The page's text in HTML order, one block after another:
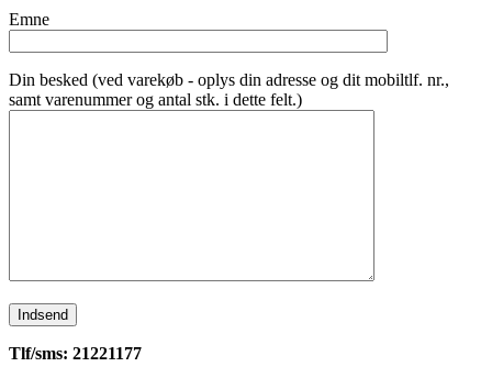
Emne
Din besked (ved varekøb - oplys din adresse og dit mobiltlf. nr.,
samt varenummer og antal stk. i dette felt.)
Tlf/sms: 21221177